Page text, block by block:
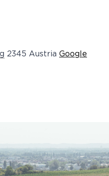
2345 Austria Google